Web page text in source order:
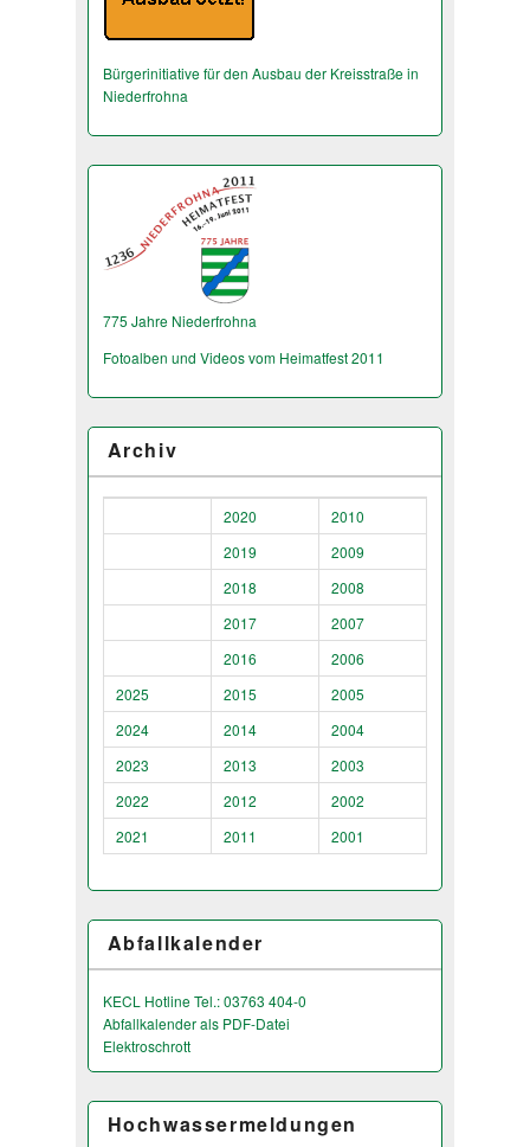
Bürgerinitiative für den Ausbau der Kreisstraße in
Niederfrohna
775 Jahre Niederfrohna
Fotoalben und Videos vom Heimatfest 2011
Archiv
2020
2010
2019
2009
2018
2008
2017
2007
2016
2006
2025
2015
2005
2024
2014
2004
2023
2013
2003
2022
2012
2002
2021
2011 2001
Abfallkalender
KECL Hotline Tel.: 03763 404-0
Abfallkalender als PDF-Datei
Elektroschrott
Hochwassermeldungen